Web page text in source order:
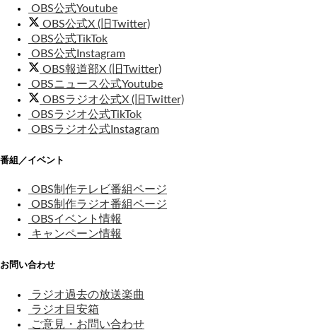
OBS公式Youtube
OBS公式X (旧Twitter)
OBS公式TikTok
OBS公式Instagram
OBS報道部X (旧Twitter)
OBSニュース公式Youtube
OBSラジオ公式X (旧Twitter)
OBSラジオ公式TikTok
OBSラジオ公式Instagram
番組／イベント
OBS制作テレビ番組ページ
OBS制作ラジオ番組ページ
OBSイベント情報
キャンペーン情報
お問い合わせ
ラジオ過去の放送楽曲
ラジオ目安箱
ご意見・お問い合わせ